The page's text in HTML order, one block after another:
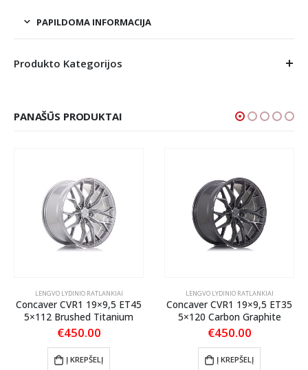
PAPILDOMA INFORMACIJA
Produkto Kategorijos
PANAŠŪS PRODUKTAI
LENGVO LYDINIO RATLANKIAI
Concaver CVR1 19×9,5 ET45
5×112 Brushed Titanium
€450.00
Į KREPŠELĮ
LENGVO LYDINIO RATLANKIAI
Concaver CVR1 19×9,5 ET35
5×120 Carbon Graphite
€450.00
Į KREPŠELĮ